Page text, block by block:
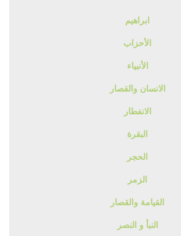
ابراهيم
الأحزاب
الأنبياء
الانسان والقصار
الانفطار
البقرة
الحجر
الزمر
القيامة والقصار
النبأ و النصر